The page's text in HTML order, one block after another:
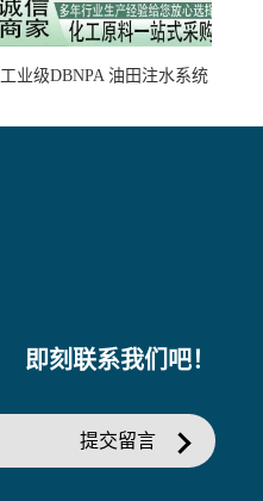
工业级DBNPA 油田注水系统
即刻联系我们吧！
提交留言